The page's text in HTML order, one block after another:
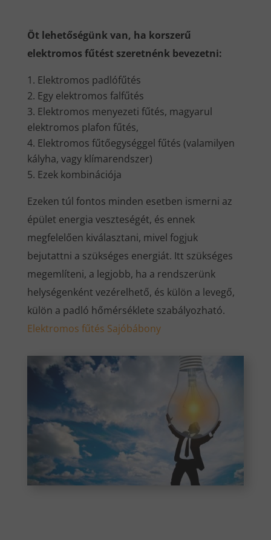
Öt lehetőségünk van, ha korszerű
elektromos fűtést szeretnénk bevezetni:
Elektromos padlófűtés
Egy elektromos falfűtés
Elektromos menyezeti fűtés, magyarul
elektromos plafon fűtés,
Elektromos fűtőegységgel fűtés (valamilyen
kályha, vagy klímarendszer)
Ezek kombinációja
Ezeken túl fontos minden esetben ismerni az
épület energia veszteségét, és ennek
megfelelően kiválasztani, mivel fogjuk
bejutattni a szükséges energiát. Itt szükséges
megemlíteni, a legjobb, ha a rendszerünk
helységenként vezérelhető, és külön a levegő,
külön a padló hőmérséklete szabályozható.
Elektromos fűtés Sajóbábony